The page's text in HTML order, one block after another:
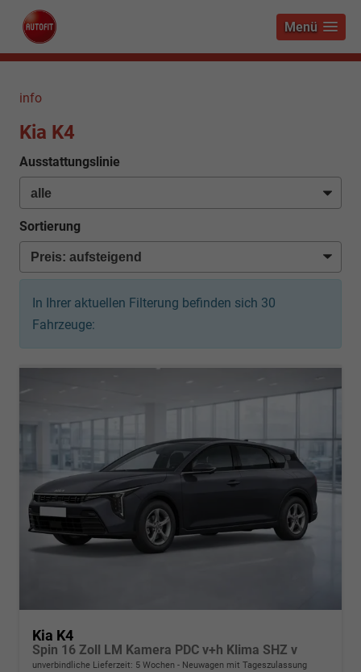
Menü
info
Kia K4
Ausstattungslinie
Sortierung
In Ihrer aktuellen Filterung befinden sich 30
Fahrzeuge:
Kia K4
Spin 16 Zoll LM Kamera PDC v+h Klima SHZ v
unverbindliche Lieferzeit: 5 Wochen Neuwagen mit Tageszulassung